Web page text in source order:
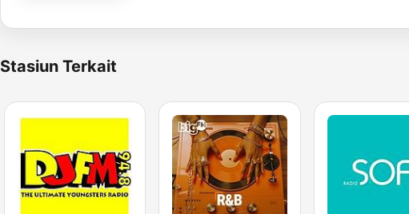
Stasiun Terkait